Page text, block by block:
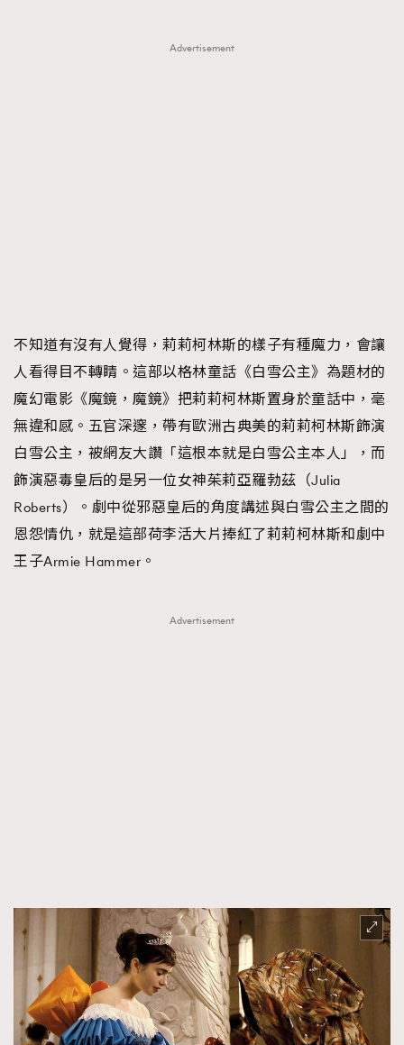
Advertisement
不知道有沒有人覺得，莉莉柯林斯的樣子有種魔力，會讓
人看得目不轉睛。這部以格林童話《白雪公主》為題材的
魔幻電影《魔鏡，魔鏡》把莉莉柯林斯置身於童話中，毫
無違和感。五官深邃，帶有歐洲古典美的莉莉柯林斯飾演
白雪公主，被網友大讚「這根本就是白雪公主本人」，而
飾演惡毒皇后的是另一位女神茱莉亞羅勃茲（Julia
Roberts）。劇中從邪惡皇后的角度講述與白雪公主之間的
恩怨情仇，就是這部荷李活大片捧紅了莉莉柯林斯和劇中
王子Armie Hammer。
Advertisement